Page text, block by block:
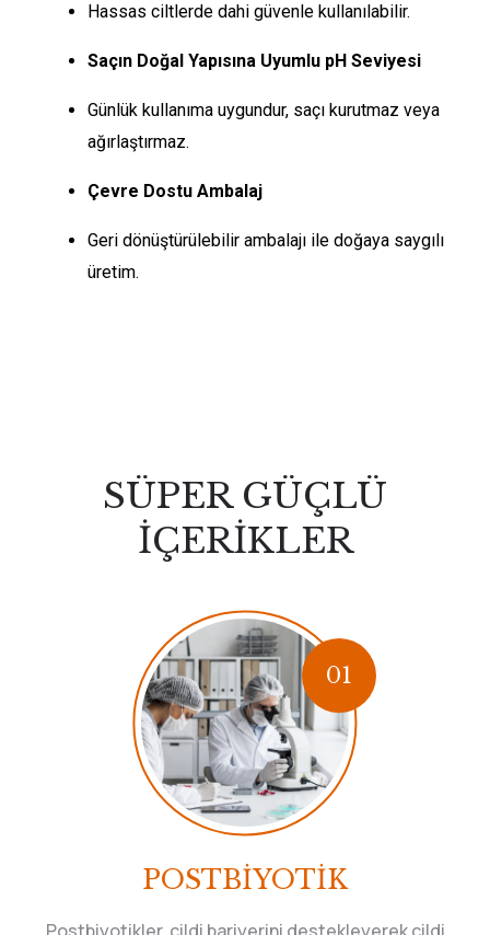
Hassas ciltlerde dahi güvenle kullanılabilir.
Saçın Doğal Yapısına Uyumlu pH Seviyesi
Günlük kullanıma uygundur, saçı kurutmaz veya
ağırlaştırmaz.
Çevre Dostu Ambalaj
Geri dönüştürülebilir ambalajı ile doğaya saygılı
üretim.
SÜPER GÜÇLÜ
İÇERİKLER
01
POSTBİYOTİK